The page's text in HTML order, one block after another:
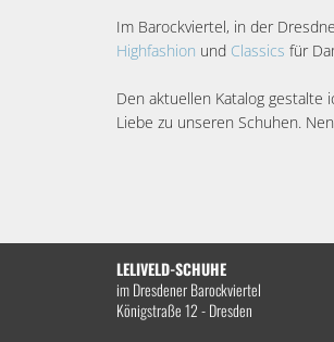
Im Barockviertel, in der
Highfashion und Classics für
Den aktuellen Katalog gestalte
Liebe zu unseren Schuhen.
LELIVELD-SCHUHE
im Dresdener Barockviertel
Königstraße 12 - Dresden